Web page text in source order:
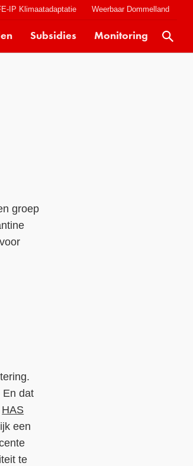
IP Klimaatadaptatie Weerbaar Dommelland
Subsidies Monitoring
groep
En dat
HAS
een
te
Monitoring